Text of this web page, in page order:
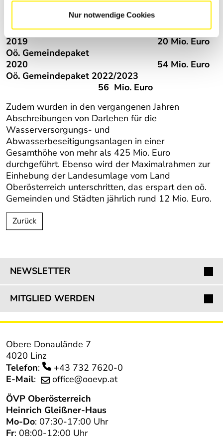
Nur notwendige Cookies
zur Verfügung gestellt:
Oö. Gemeindepaket
2019 20 Mio. Euro
Oö. Gemeindepaket
2020 54 Mio. Euro
Oö. Gemeindepaket 2022/2023
56 Mio. Euro
Zudem wurden in den vergangenen Jahren
Abschreibungen von Darlehen für die
Wasserversorgungs- und
Abwasserbeseitigungsanlagen in einer
Gesamthöhe von mehr als 425 Mio. Euro
durchgeführt. Ebenso wird der Maximalrahmen zur
Einhebung der Landesumlage vom Land
Oberösterreich unterschritten, das erspart den oö.
Gemeinden und Städten jährlich rund 12 Mio. Euro.
Zurück
NEWSLETTER
MITGLIED WERDEN
Obere Donaulände 7
4020 Linz
Telefon:
+43 732 7620-0
E-Mail:
office@ooevp.at
ÖVP Oberösterreich
Heinrich Gleißner-Haus
Mo-Do: 07:30-17:00 Uhr
Fr: 08:00-12:00 Uhr